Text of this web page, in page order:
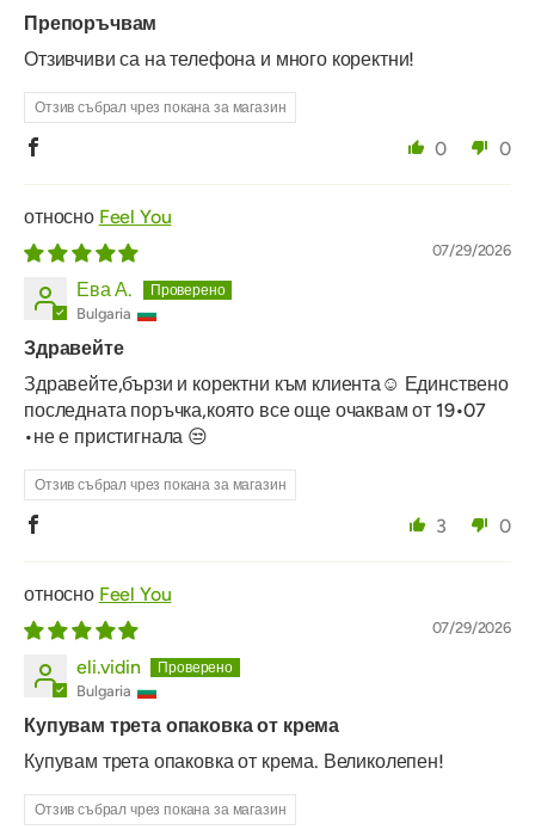
Препоръчвам
Отзивчиви са на телефона и много коректни!
Отзив събрал чрез покана за магазин
0 0
Feel You
07/29/2026
Ева А.
Bulgaria
Здравейте
Здравейте,бързи и коректни към клиента☺️ Единствено
последната поръчка,която все още очаквам от 19•07
•не е пристигнала 😒
Отзив събрал чрез покана за магазин
3 0
Feel You
07/29/2026
eli.vidin
Bulgaria
Купувам трета опаковка от крема
Купувам трета опаковка от крема. Великолепен!
Отзив събрал чрез покана за магазин